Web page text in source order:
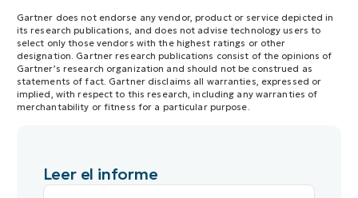
Gartner does not endorse any vendor, product or service depicted in
its research publications, and does not advise technology users to
select only those vendors with the highest ratings or other
designation. Gartner research publications consist of the opinions of
Gartner’s research organization and should not be construed as
statements of fact. Gartner disclaims all warranties, expressed or
implied, with respect to this research, including any warranties of
merchantability or fitness for a particular purpose.
Leer el informe
Nombre